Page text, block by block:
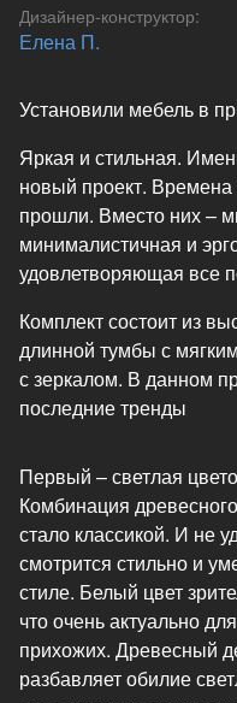
Дизайнер-конструктор:
Елена П.
Установили мебель в
Яркая и стильная.
новый проект. Времена
прошли. Вместо них –
минималистичная и
удовлетворяющая все
Комплект состоит из
длинной тумбы с
с зеркалом. В данном
последние тренды
Первый – светлая
Комбинация
стало классикой. И не
смотрится стильно и
стиле. Белый цвет
что очень актуально
прихожих. Древесный
разбавляет обилие